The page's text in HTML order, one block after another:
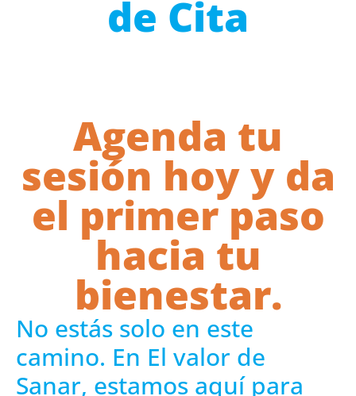
de Cita
Agenda tu
sesión hoy y da
el primer paso
hacia tu
bienestar.
No estás solo en este
camino. En El valor de
Sanar, estamos aquí para